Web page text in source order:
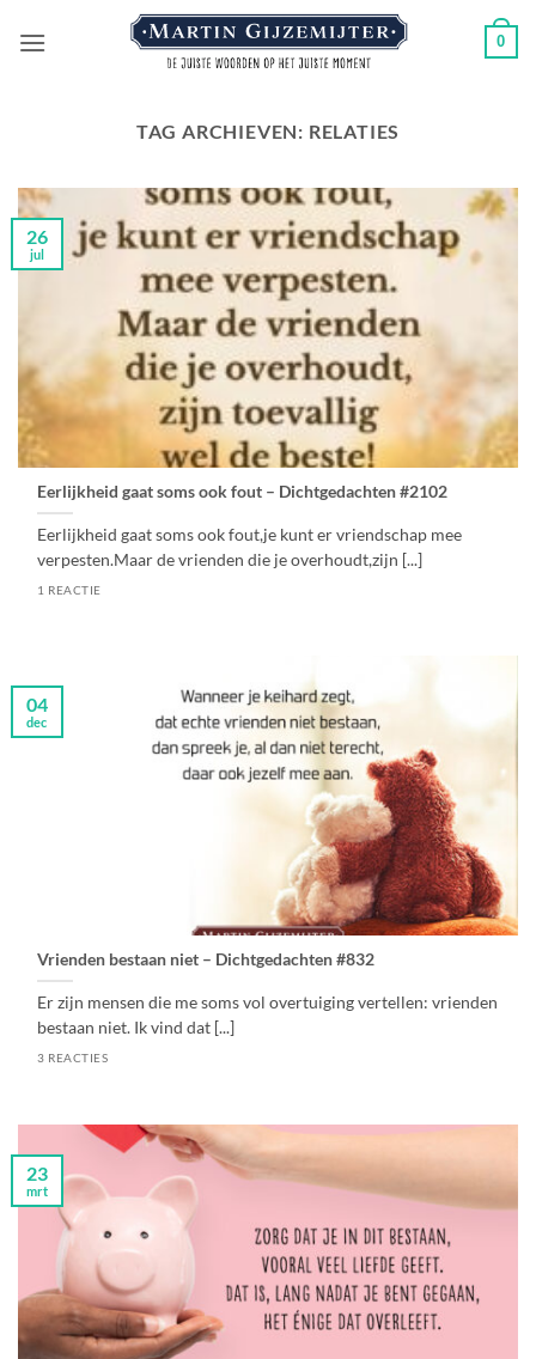
naar
0
TAG ARCHIEVEN: RELATIES
Eerlijkheid gaat soms ook fout – Dichtgedachten #2102
Eerlijkheid gaat soms ook fout,je kunt er vriendschap mee
verpesten.Maar de vrienden die je overhoudt,zijn [...]
1 REACTIE
26
jul
Vrienden bestaan niet – Dichtgedachten #832
Er zijn mensen die me soms vol overtuiging vertellen: vrienden
bestaan niet. Ik vind dat [...]
3 REACTIES
04
dec
23
mrt